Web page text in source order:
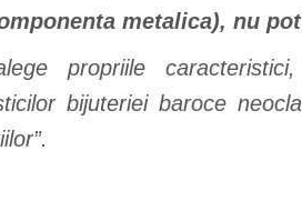
metalica), nu
propriile
bijuteriei baroce